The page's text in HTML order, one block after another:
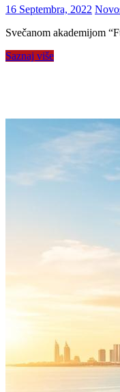
16 Septembra, 2022
Svečanom akademijom
Saznaj više